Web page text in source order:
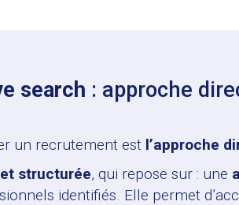
search : approche
un recrutement est l’approche
structurée, qui repose sur : une
identifiés. Elle permet